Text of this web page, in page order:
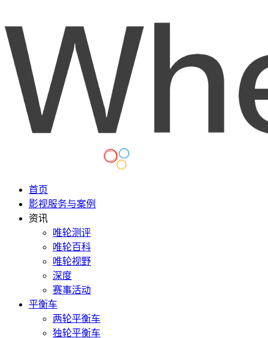
首页
影视服务与案例
资讯
唯轮测评
唯轮百科
唯轮视野
深度
赛事活动
平衡车
两轮平衡车
独轮平衡车